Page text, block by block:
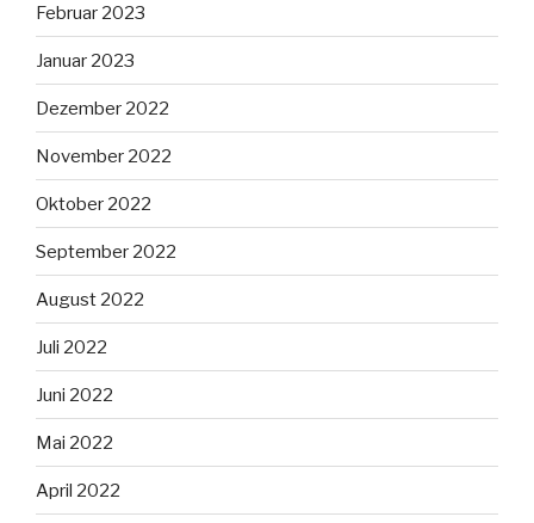
Februar 2023
Januar 2023
Dezember 2022
November 2022
Oktober 2022
September 2022
August 2022
Juli 2022
Juni 2022
Mai 2022
April 2022